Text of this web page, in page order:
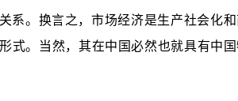
。换言之，市场经济是生产社会化
。当然，其在中国必然也就具有中